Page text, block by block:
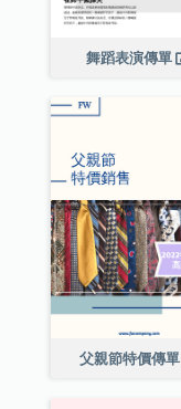
舞蹈表演傳單
父親節特價傳單